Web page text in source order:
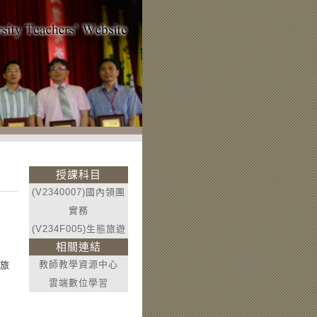
授課科目
(V2340007)國內領團
實務
(V234F005)生態旅遊
相關連結
教師教學資源中心
雲端數位學習